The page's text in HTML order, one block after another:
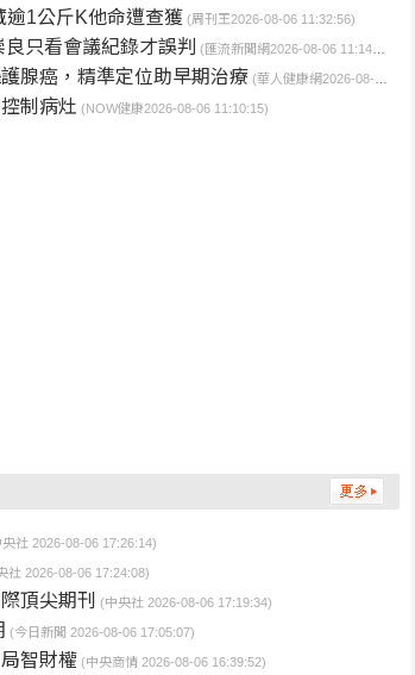
1公斤K他命遭查獲 (周刊王2026-08-06 11:32:56)
只看會議紀錄才誤判 (匯流新聞網2026-08-06 11:14:28)
腺癌，精準定位助早期治療 (華人健康網2026-08-06 11:13:33)
制病灶 (NOW健康2026-08-06 11:10:15)
央社 2026-08-06 17:26:14)
社 2026-08-06 17:24:08)
頂尖期刊 (中央社 2026-08-06 17:19:34)
(今日新聞 2026-08-06 17:05:07)
智財權 (中央商情 2026-08-06 16:39:52)